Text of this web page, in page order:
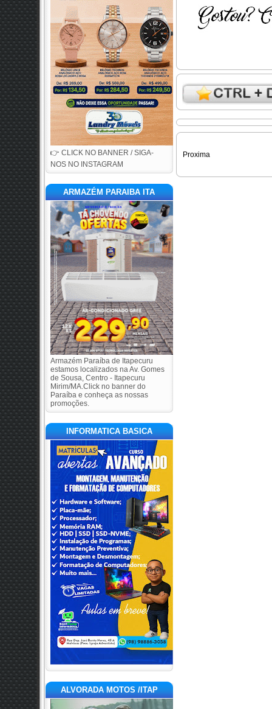
👉 CLICK NO BANNER / SIGA-
NOS NO INSTAGRAM
ARMAZÉM PARAIBA ITA
Armazém Paraíba de Itapecuru
estamos localizados na Av. Gomes
de Sousa, Centro - Itapecuru
Mirim/MA.Click no banner do
Paraíba e conheça as nossas
promoções.
INFORMATICA BASICA
ALVORADA MOTOS /ITAP
Proxima